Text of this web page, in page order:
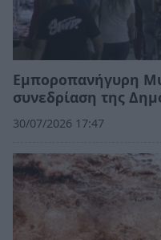
Εμποροπανήγυρη
συνεδρίαση της
30/07/2026 17:47